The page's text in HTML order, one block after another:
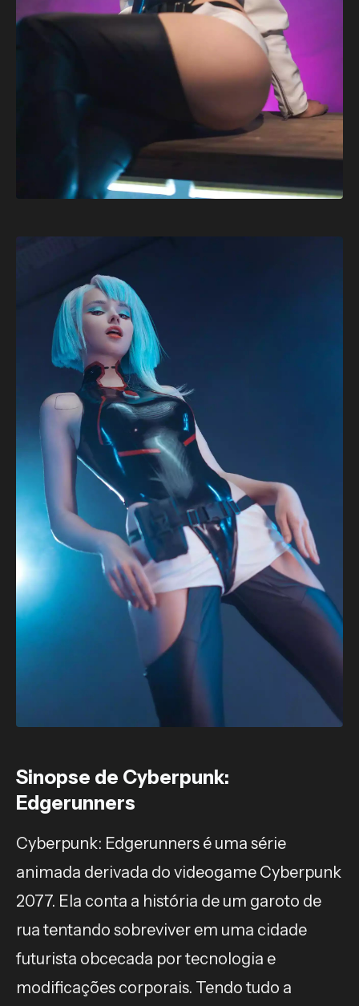
Sinopse de Cyberpunk:
Edgerunners
Cyberpunk: Edgerunners é uma série
animada derivada do videogame Cyberpunk
2077. Ela conta a história de um garoto de
rua tentando sobreviver em uma cidade
futurista obcecada por tecnologia e
modificações corporais. Tendo tudo a